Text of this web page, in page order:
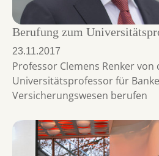
Berufung zum
23.11.2017
Professor Clemens Renker von
Universitätsprofessor für
Versicherungswesen berufen